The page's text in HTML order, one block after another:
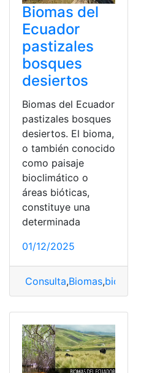
Biomas del
Ecuador
pastizales
bosques
desiertos
Biomas del Ecuador
pastizales bosques
desiertos. El bioma,
o también conocido
como paisaje
bioclimático o
áreas bióticas,
constituye una
determinada
01/12/2025
Consulta,Biomas,